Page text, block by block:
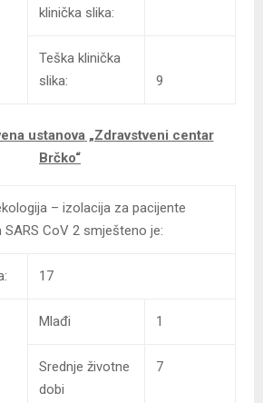
klinička slika:
Teška klinička
slika:
9
ustanova„Zdravstveni centar
Brčko“
– izolacija za pacijente
CoV 2 smješteno je:
17
Mlađi 1
Srednje životne
dobi
7